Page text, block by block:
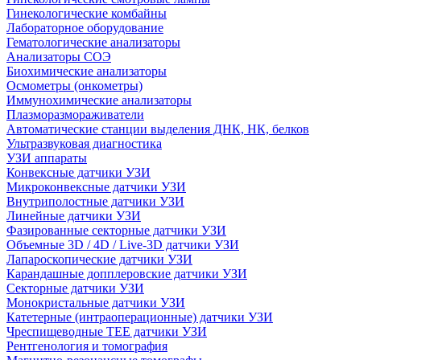
Гинекологические комбайны
Лабораторное оборудование
Гематологические анализаторы
Анализаторы СОЭ
Биохимические анализаторы
Осмометры (онкометры)
Иммунохимические анализаторы
Плазморазмораживатели
Автоматические станции выделения ДНК, НК, белков
Ультразвуковая диагностика
УЗИ аппараты
Конвексные датчики УЗИ
Микроконвексные датчики УЗИ
Внутриполостные датчики УЗИ
Линейные датчики УЗИ
Фазированные секторные датчики УЗИ
Объемные 3D / 4D / Live-3D датчики УЗИ
Лапароскопические датчики УЗИ
Карандашные допплеровские датчики УЗИ
Секторные датчики УЗИ
Монокристальные датчики УЗИ
Катетерные (интраоперационные) датчики УЗИ
Чреспищеводные TEE датчики УЗИ
Рентгенология и томография